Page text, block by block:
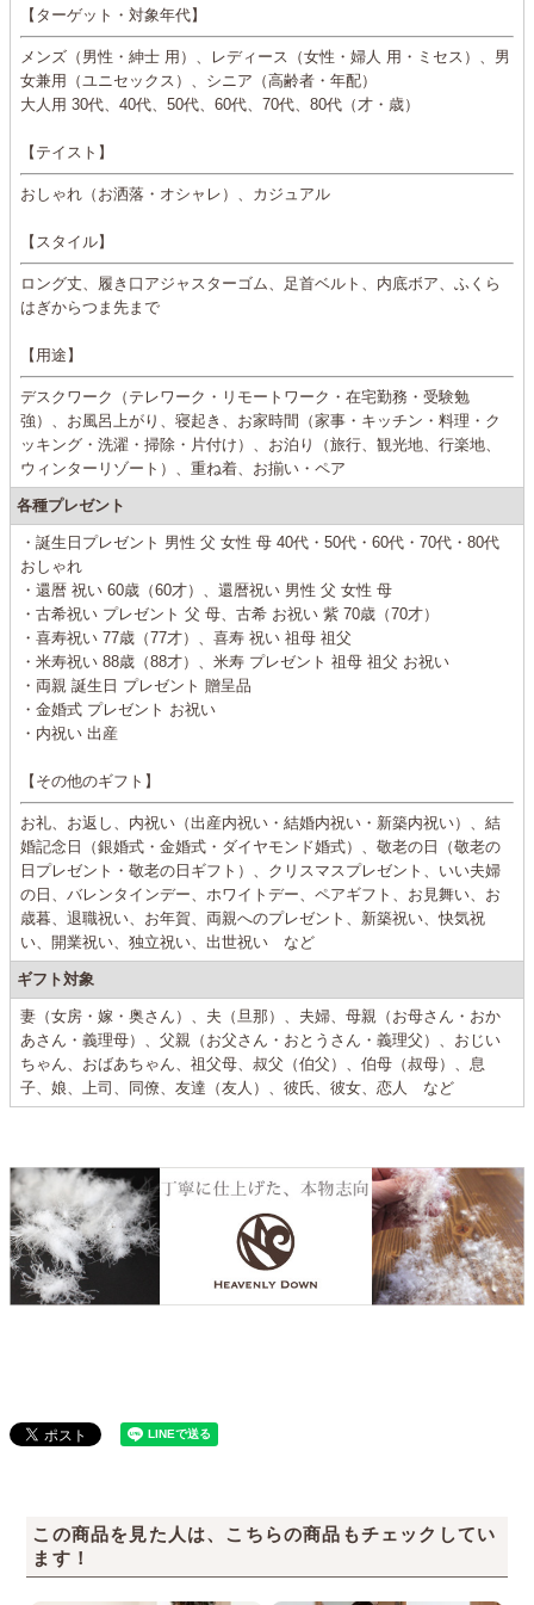
【ターゲット・対象年代】
メンズ（男性・紳士 用）、レディース（女性・婦人 用・ミセス）、男
女兼用（ユニセックス）、シニア（高齢者・年配）
大人用 30代、40代、50代、60代、70代、80代（才・歳）
【テイスト】
おしゃれ（お洒落・オシャレ）、カジュアル
【スタイル】
ロング丈、履き口アジャスターゴム、足首ベルト、内底ボア、ふくら
はぎからつま先まで
【用途】
デスクワーク（テレワーク・リモートワーク・在宅勤務・受験勉
強）、お風呂上がり、寝起き、お家時間（家事・キッチン・料理・ク
ッキング・洗濯・掃除・片付け）、お泊り（旅行、観光地、行楽地、
ウィンターリゾート）、重ね着、お揃い・ペア
各種プレゼント
・誕生日プレゼント 男性 父 女性 母 40代・50代・60代・70代・80代
おしゃれ
・還暦 祝い 60歳（60才）、還暦祝い 男性 父 女性 母
・古希祝い プレゼント 父 母、古希 お祝い 紫 70歳（70才）
・喜寿祝い 77歳（77才）、喜寿 祝い 祖母 祖父
・米寿祝い 88歳（88才）、米寿 プレゼント 祖母 祖父 お祝い
・両親 誕生日 プレゼント 贈呈品
・金婚式 プレゼント お祝い
・内祝い 出産
【その他のギフト】
お礼、お返し、内祝い（出産内祝い・結婚内祝い・新築内祝い）、結
婚記念日（銀婚式・金婚式・ダイヤモンド婚式）、敬老の日（敬老の
日プレゼント・敬老の日ギフト）、クリスマスプレゼント、いい夫婦
の日、バレンタインデー、ホワイトデー、ペアギフト、お見舞い、お
歳暮、退職祝い、お年賀、両親へのプレゼント、新築祝い、快気祝
い、開業祝い、独立祝い、出世祝い など
ギフト対象
妻（女房・嫁・奥さん）、夫（旦那）、夫婦、母親（お母さん・おか
あさん・義理母）、父親（お父さん・おとうさん・義理父）、おじい
ちゃん、おばあちゃん、祖父母、叔父（伯父）、伯母（叔母）、息
子、娘、上司、同僚、友達（友人）、彼氏、彼女、恋人 など
この商品を見た人は、こちらの商品もチェックしてい
ます！